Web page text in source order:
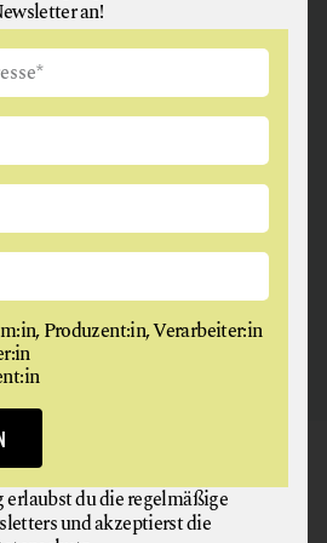
an!
Produzent:in, Verarbeiter:in
du die regelmäßige
und akzeptierst die